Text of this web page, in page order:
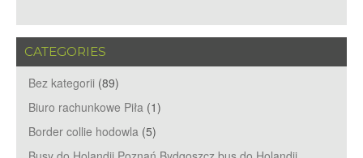
CATEGORIES
Bez kategorii (89)
Biuro rachunkowe Piła (1)
Border collie hodowla (5)